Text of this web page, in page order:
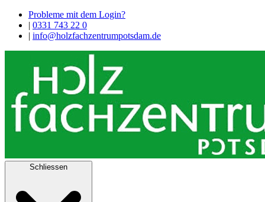
Probleme mit dem Login?
| 0331 743 22 0
| info@holzfachzentrumpotsdam.de
Schliessen